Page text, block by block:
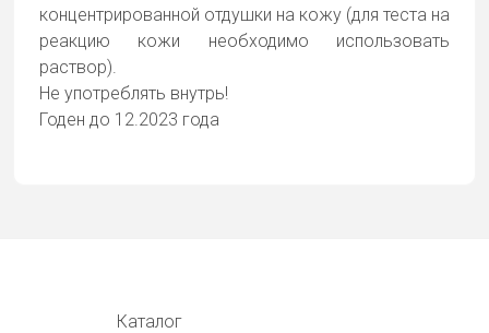
концентрированной отдушки на кожу (для теста на
реакцию кожи необходимо использовать
раствор).
Не употреблять внутрь!
Годен до 12.2023 года
Каталог